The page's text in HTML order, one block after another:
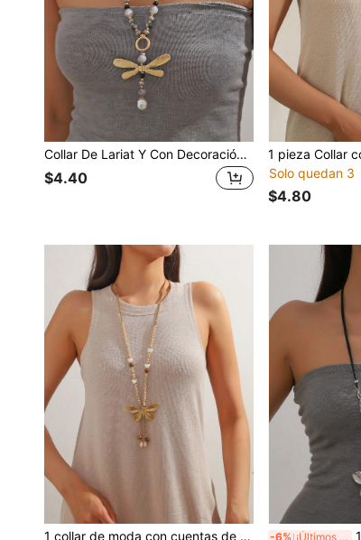
Collar De Lariat Y Con Decoración De Libélula Y Perlas Falsas
$4.40
Solo quedan 3
$4.80
1 collar de moda con cuentas de mariposa, adecuado para el uso diario de las mujeres
-6% ¡Últimos 2 días 1